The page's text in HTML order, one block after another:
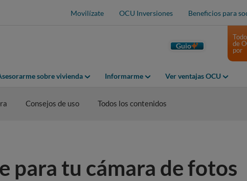
Movilízate OCU Inversiones Beneficios para
Guio
sobre vivienda Informarme Ver ventajas OCU
de
por
Consejos de uso Todos los contenidos
para tu cámara de fotos